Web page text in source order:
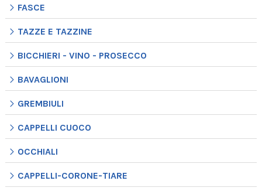
FASCE
TAZZE E TAZZINE
BICCHIERI - VINO - PROSECCO
BAVAGLIONI
GREMBIULI
CAPPELLI CUOCO
OCCHIALI
CAPPELLI-CORONE-TIARE